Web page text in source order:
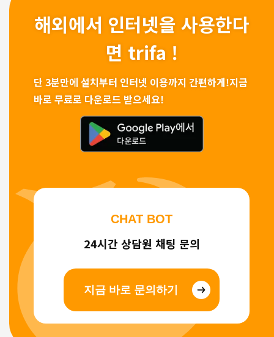
해외에서 인터넷을 사용한다
면 trifa !
단 3분만에 설치부터 인터넷 이용까지 간편하게!지금
바로 무료로 다운로드 받으세요!
CHAT BOT
24시간 상담원 채팅 문의
지금 바로 문의하기